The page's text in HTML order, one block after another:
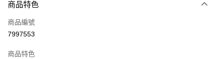
信用卡一次付款
LINE Pay
商品特色
商品編號
7997553
商品特色